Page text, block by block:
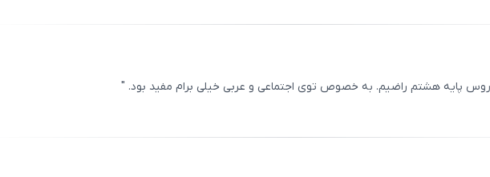
دروس پایه هشتم راضیم. به خصوص توی اجتماعی و عربی خیلی برام مفید بود. "